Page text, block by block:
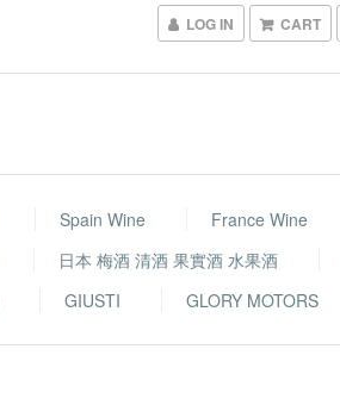
LOG IN CART
Spain Wine
France Wine
日本 梅酒 清酒 果實酒 水果酒
GIUSTI GLORY MOTORS